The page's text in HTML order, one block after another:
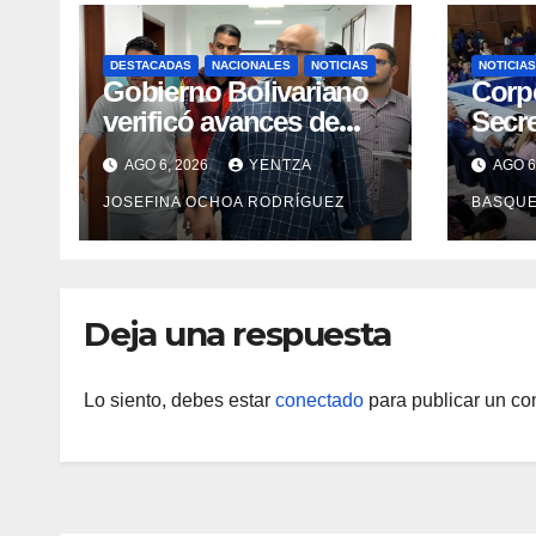
DESTACADAS NACIONALES NOTICIAS
Gobierno Bolivariano
verificó avances de
rehabilitación integral
en el Hospital Dr. José
María Vargas
AGO 6, 2026 YENTZA
JOSEFINA OCHOA RODRÍGUEZ
NOTICIAS
enAGO
Deja una respuesta
Lo siento, debes estar conectado para publicar un